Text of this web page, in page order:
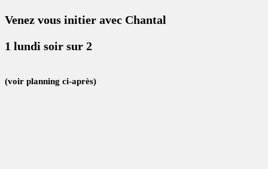
Venez vous initier avec Chantal
1 lundi soir sur 2
(voir planning ci-après)